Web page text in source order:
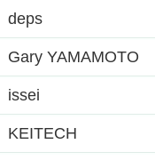
deps
Gary YAMAMOTO
issei
KEITECH